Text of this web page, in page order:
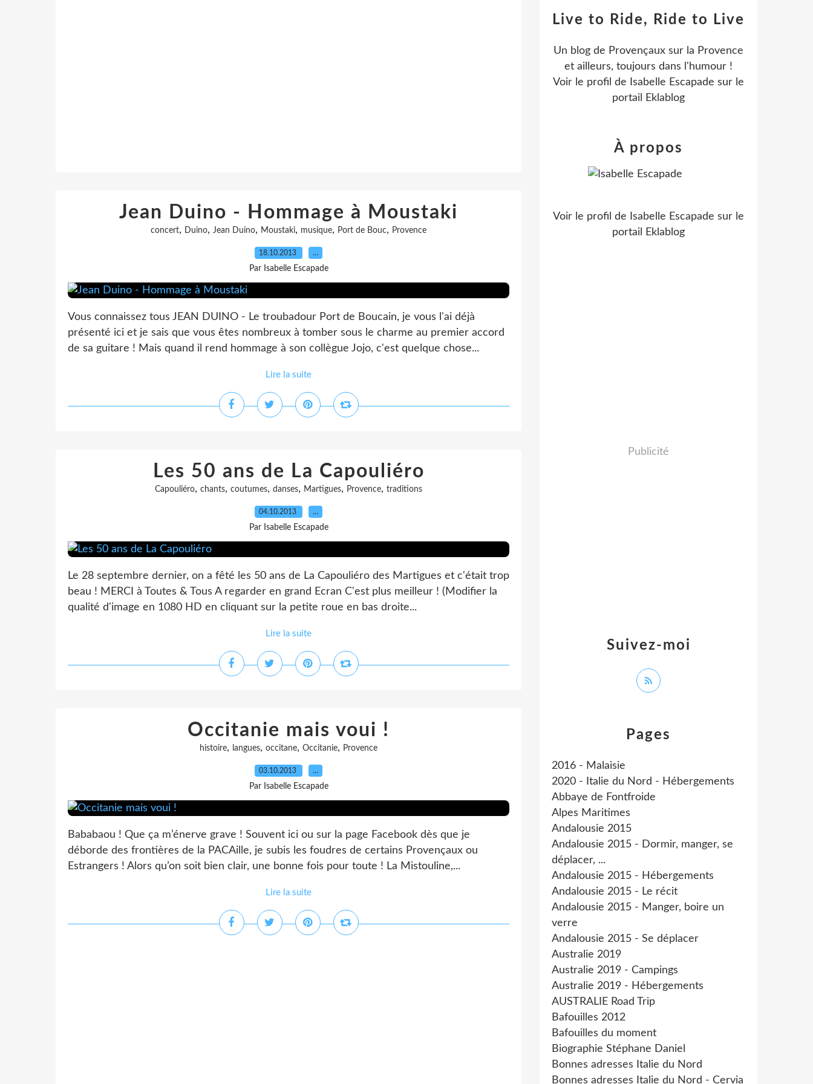
Jean Duino - Hommage à Moustaki
concert, Duino, Jean Duino, Moustaki, musique, Port de Bouc, Provence
18.10.2013 …
Par Isabelle Escapade
Vous connaissez tous JEAN DUINO - Le troubadour Port de Boucain, je vous l'ai déjà
présenté ici et je sais que vous êtes nombreux à tomber sous le charme au premier accord
de sa guitare ! Mais quand il rend hommage à son collègue Jojo, c'est quelque chose...
Lire la suite
Les 50 ans de La Capouliéro
Capouliéro, chants, coutumes, danses, Martigues, Provence, traditions
04.10.2013 …
Par Isabelle Escapade
Le 28 septembre dernier, on a fêté les 50 ans de La Capouliéro des Martigues et c'était trop
beau ! MERCI à Toutes & Tous A regarder en grand Ecran C'est plus meilleur ! (Modifier la
qualité d'image en 1080 HD en cliquant sur la petite roue en bas droite...
Lire la suite
Occitanie mais voui !
histoire, langues, occitane, Occitanie, Provence
03.10.2013 …
Par Isabelle Escapade
Bababaou ! Que ça m’énerve grave ! Souvent ici ou sur la page Facebook dès que je
déborde des frontières de la PACAille, je subis les foudres de certains Provençaux ou
Estrangers ! Alors qu’on soit bien clair, une bonne fois pour toute ! La Mistouline,...
Lire la suite
Pages
2016 - Malaisie
2020 - Italie du Nord - Hébergements
Abbaye de Fontfroide
Alpes Maritimes
Andalousie 2015
Andalousie 2015 - Dormir, manger, se
déplacer, ...
Andalousie 2015 - Hébergements
Andalousie 2015 - Le récit
Andalousie 2015 - Manger, boire un
verre
Andalousie 2015 - Se déplacer
Australie 2019
Australie 2019 - Campings
Australie 2019 - Hébergements
AUSTRALIE Road Trip
Bafouilles 2012
Bafouilles du moment
Biographie Stéphane Daniel
Bonnes adresses Italie du Nord
Bonnes adresses Italie du Nord - Cervia
Live to Ride, Ride to Live
Un blog de Provençaux sur la Provence
et ailleurs, toujours dans l'humour !
Voir le profil de
Isabelle Escapade sur le
portail Eklablog
Suivez-moi
À propos
Voir le profil de Isabelle Escapade sur le
portail Eklablog
Publicité